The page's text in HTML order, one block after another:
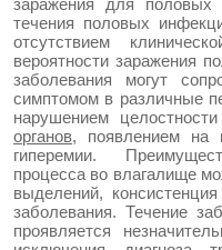
заражения для
течения половых
отсутствием
вероятности заражения
заболевания могут
симптомом в различные
нарушением
органов, появлением на
гиперемии.
процесса во влагалище
выделений,
заболевания. Течение
проявляется